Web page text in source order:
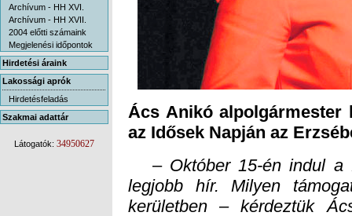
Archívum - HH XVI.
Archívum - HH XVII.
2004 előtti számaink
Megjelenési időpontok
Hirdetési áraink
Lakossági aprók
Hirdetésfeladás
Szakmai adattár
Látogatók: 34950627
Ács Anikó alpolgármester
az Idősek Napján az
– Október 15-én indul
legjobb hír. Milyen
kerületben –